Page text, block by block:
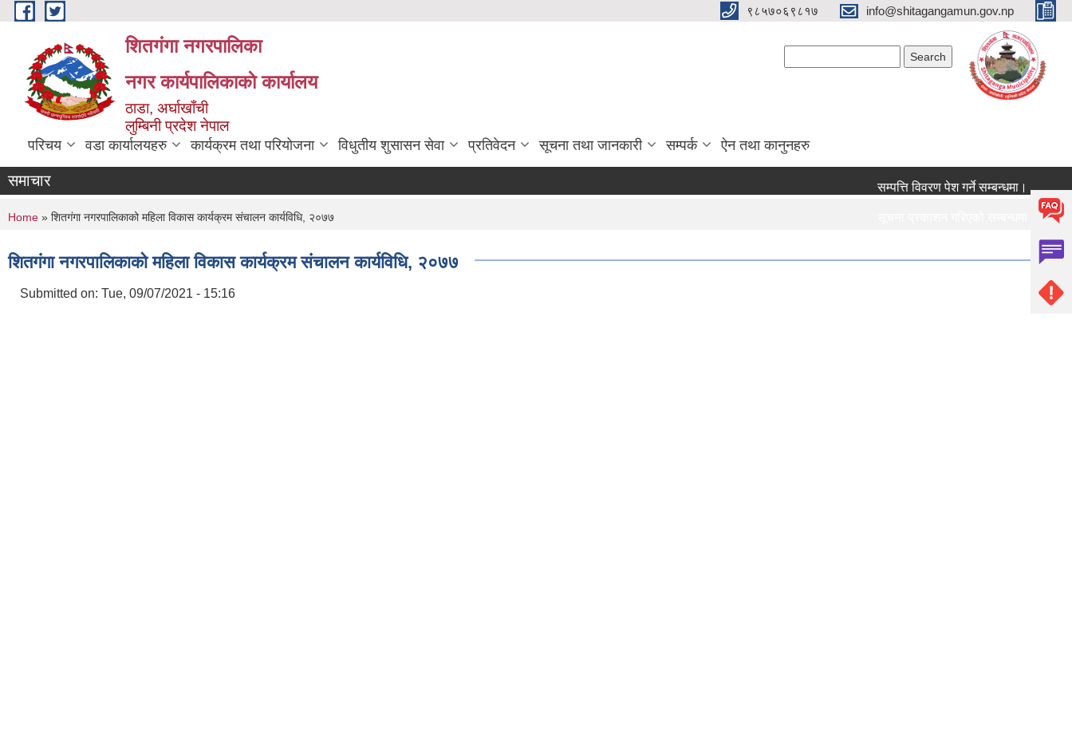
Skip to main content ९८५७०६९८१७ info@shitagangamun.gov.np
शितगंगा नगरपालिका
नगर कार्यपालिकाकाे कार्यालय
ठाडा, अर्घाखाँची
लुम्बिनी प्रदेश नेपाल
परिचय वडा कार्यालयहरु कार्यक्रम तथा परियोजना विधुतीय शुसासन सेवा प्रतिवेदन सूचना तथा जानकारी सम्पर्क ऐन तथा कानुनहरु
समाचार सम्पत्ति विवरण पेश गर्ने सम्बन्धमा।
सामाजिक सुरक्षा भत्ता नविकरण सम्बन्धी सूचना
You are here
Home » शितगंगा नगरपालिकाको महिला विकास कार्यक्रम संचालन कार्यविधि, २०७७
शितगंगा नगरपालिकाको महिला विकास कार्यक्रम संचालन कार्यविधि, २०७७
Submitted on: Tue, 09/07/2021 - 15:16